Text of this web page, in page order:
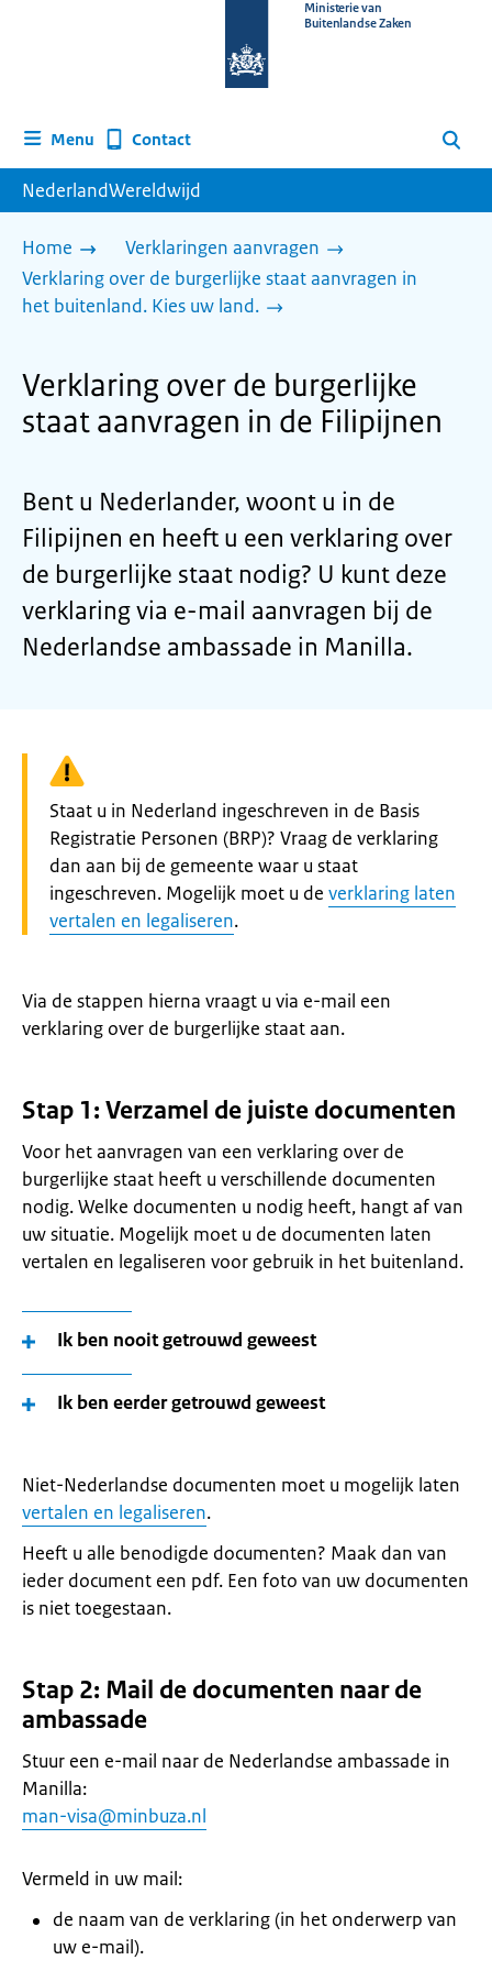
homepage
Ministerie van
Buitenlandse Zaken
Menu Contact Zoeken
NederlandWereldwijd
Home
Verklaringen aanvragen
Verklaring over de burgerlijke staat aanvragen in
het buitenland. Kies uw land.
Verklaring over de burgerlijke
staat aanvragen in de Filipijnen
Bent u Nederlander, woont u in de
Filipijnen en heeft u een verklaring over
de burgerlijke staat nodig? U kunt deze
verklaring via e-mail aanvragen bij de
Nederlandse ambassade in Manilla.
Waarschuwing:
Staat u in Nederland ingeschreven in de Basis
Registratie Personen (BRP)? Vraag de verklaring
dan aan bij de gemeente waar u staat
ingeschreven. Mogelijk moet u de verklaring laten
vertalen en legaliseren.
Via de stappen hierna vraagt u via e-mail een
verklaring over de burgerlijke staat aan.
Stap 1: Verzamel de juiste documenten
Voor het aanvragen van een verklaring over de
burgerlijke staat heeft u verschillende documenten
nodig. Welke documenten u nodig heeft, hangt af van
uw situatie. Mogelijk moet u de documenten laten
vertalen en legaliseren voor gebruik in het buitenland.
Ik ben nooit getrouwd geweest
Ik ben eerder getrouwd geweest
Niet-Nederlandse documenten moet u mogelijk laten
vertalen en legaliseren.
Heeft u alle benodigde documenten? Maak dan van
ieder document een pdf. Een foto van uw documenten
is niet toegestaan.
Stap 2: Mail de documenten naar de
ambassade
Stuur een e-mail naar de Nederlandse ambassade in
Manilla:
man-visa@minbuza.nl
Vermeld in uw mail:
de naam van de verklaring (in het onderwerp van
uw e-mail).